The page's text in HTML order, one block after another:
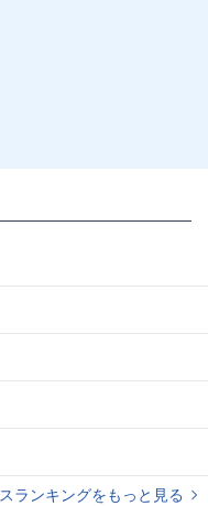
ランキングをもっと見る